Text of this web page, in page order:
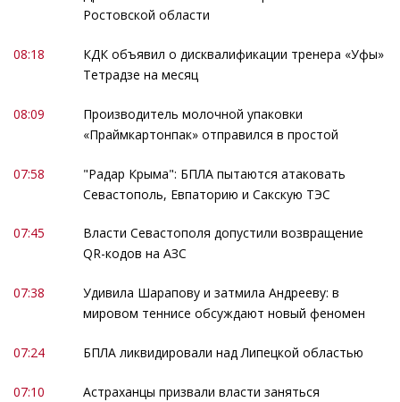
Ростовской области
08:18
КДК объявил о дисквалификации тренера «Уфы»
Тетрадзе на месяц
08:09
Производитель молочной упаковки
«Праймкартонпак» отправился в простой
07:58
"Радар Крыма": БПЛА пытаются атаковать
Севастополь, Евпаторию и Сакскую ТЭС
07:45
Власти Севастополя допустили возвращение
QR-кодов на АЗС
07:38
Удивила Шарапову и затмила Андрееву: в
мировом теннисе обсуждают новый феномен
07:24 БПЛА ликвидировали над Липецкой областью
07:10
Астраханцы призвали власти заняться